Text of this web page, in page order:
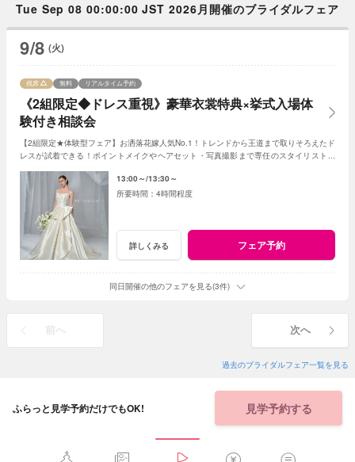
Tue Sep 08 00:00:00 JST 2026月開催のブライダルフェア
9/8 (火)
《2組限定◆ドレス重視》豪華衣裳特典×挙式入場体
験付き相談会
残席 無料 リアルタイム予約
【2組限定★体験型フェア】お洒落花嫁人気No.1！トレンドから王道まで取りそろえたド
レスが試着できる！ポイントメイクやヘアセット・写真撮影まで専任のスタイリストが
13:00～ 13:30～
4時間程度
詳しくみる フェア予約
同日開催の他のフェアを見る(3件)
前へ 次へ
過去のブライダルフェア一覧を見る
ふらっと見学予約だけでもOK! 見学予約する